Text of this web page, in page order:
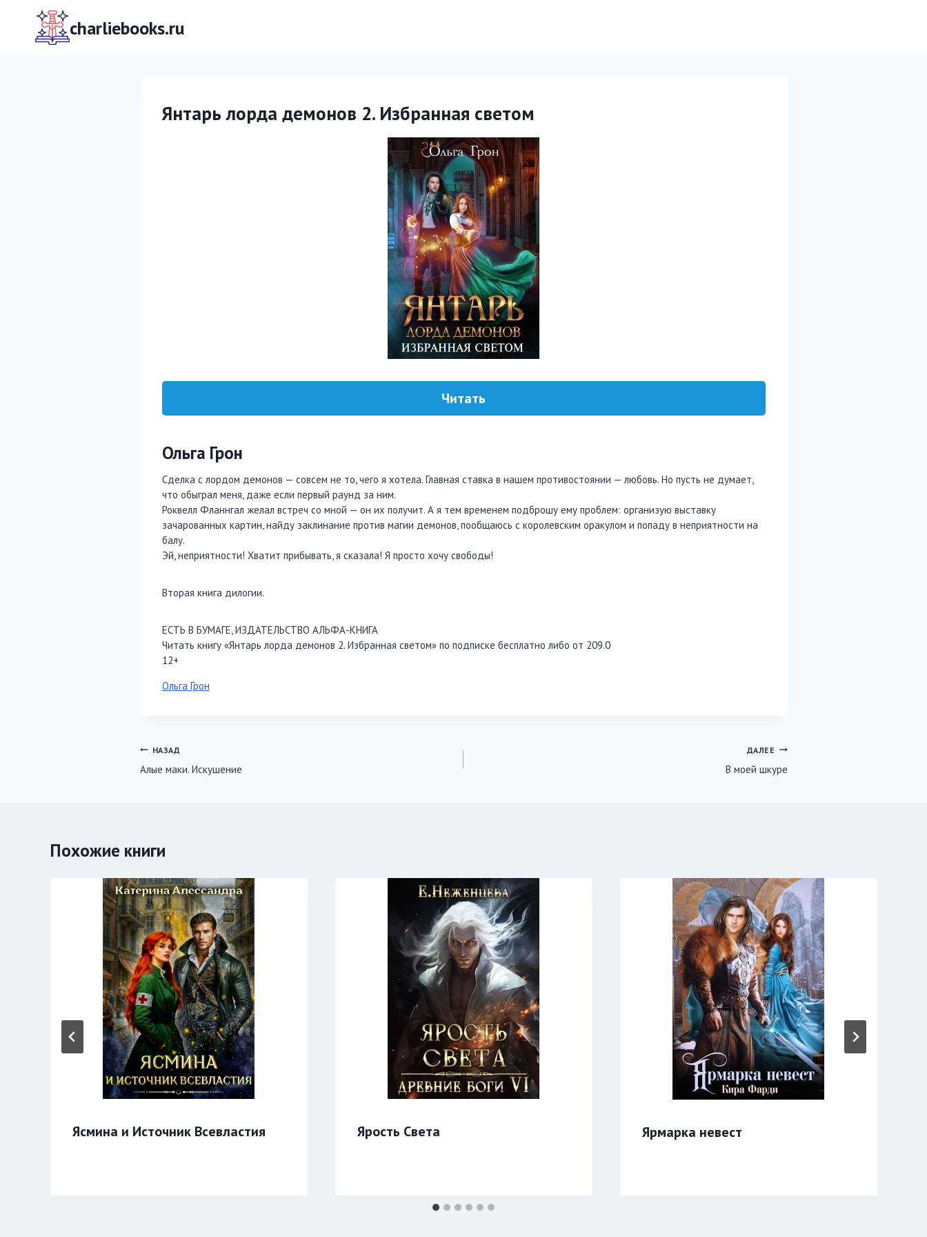
содержимому charliebooks.ru
Янтарь лорда демонов 2. Избранная светом
Читать
Ольга Грон
Сделка с лордом демонов — совсем не то, чего я хотела. Главная ставка в нашем противостоянии — любовь. Но пусть не думает,
что обыграл меня, даже если первый раунд за ним.
Роквелл Фланнгал желал встреч со мной — он их получит. А я тем временем подброшу ему проблем: организую выставку
зачарованных картин, найду заклинание против магии демонов, пообщаюсь с королевским оракулом и попаду в неприятности на
балу.
Эй, неприятности! Хватит прибывать, я сказала! Я просто хочу свободы!
Вторая книга дилогии.
ЕСТЬ В БУМАГЕ, ИЗДАТЕЛЬСТВО АЛЬФА-КНИГА
Читать книгу «Янтарь лорда демонов 2. Избранная светом» по подписке бесплатно либо от 209.0
12+
Метки
Ольга Грон
Навигация
по
НАЗАД
Алые маки. Искушение
ДАЛЕЕ
В моей шкуре
Похожие книги
Ясмина и Источник Всевластия Ярость Света Ярмарка невест